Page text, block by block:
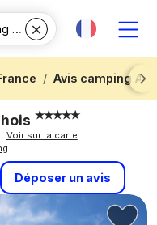
Avis camping
Next
Voir sur la carte
Déposer un avis